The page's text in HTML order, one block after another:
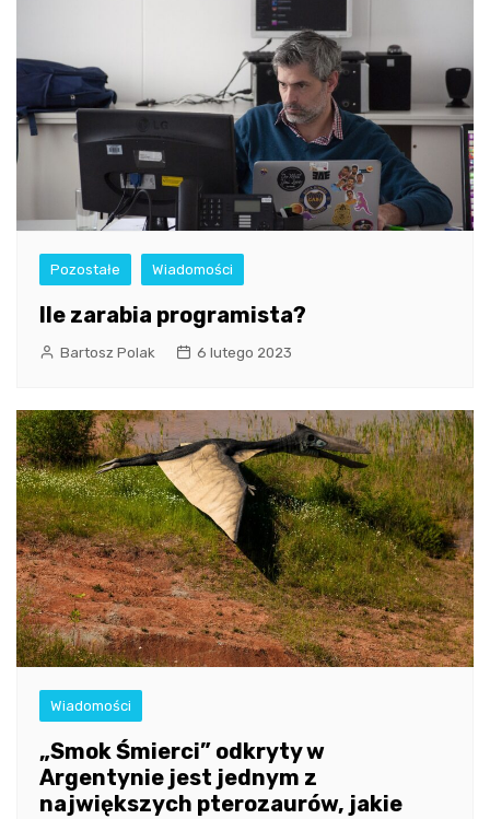
Pozostałe Wiadomości
Ile zarabia programista?
Bartosz Polak 6 lutego 2023
Wiadomości
„Smok Śmierci” odkryty w
Argentynie jest jednym z
największych pterozaurów, jakie